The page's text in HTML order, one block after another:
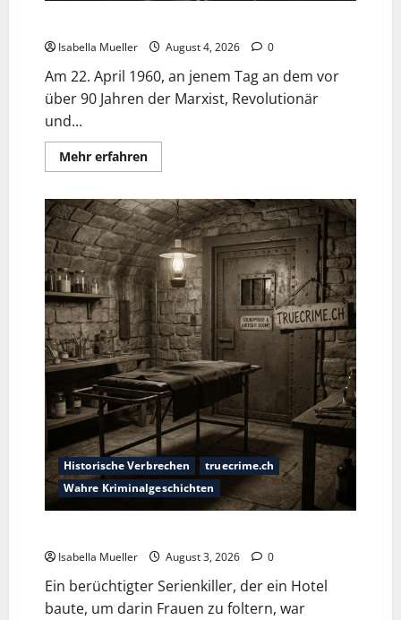
Isabella Mueller August 4, 2026 0
Am 22. April 1960, an jenem Tag an dem vor
über 90 Jahren der Marxist, Revolutionär
und...
Mehr erfahren
Historische Verbrechen
truecrime.ch
Wahre Kriminalgeschichten
Isabella Mueller August 3, 2026 0
Ein berüchtigter Serienkiller, der ein Hotel
baute, um darin Frauen zu foltern, war